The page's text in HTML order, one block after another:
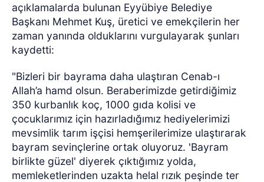
açıklamalarda bulunan Eyyübiye Belediye
Başkanı Mehmet Kuş, üretici ve emekçilerin her
zaman yanında olduklarını vurgulayarak şunları
kaydetti:
"Bizleri bir bayrama daha ulaştıran Cenab-ı
Allah’a hamd olsun. Beraberimizde getirdiğimiz
350 kurbanlık koç, 1000 gıda kolisi ve
çocuklarımız için hazırladığımız hediyelerimizi
mevsimlik tarım işçisi hemşerilerimize ulaştırarak
bayram sevinçlerine ortak oluyoruz. 'Bayram
birlikte güzel' diyerek çıktığımız yolda,
memleketlerinden uzakta helal rızık peşinde ter